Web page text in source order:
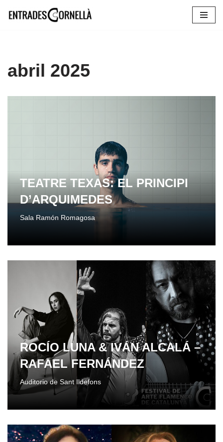
abril 2025
TEATRE TEXAS: EL PRINCIPI
D’ARQUIMEDES
Sala Ramón Romagosa
ROCÍO LUNA & IVÁN ALCALÁ –
RAFAEL FERNÁNDEZ
Auditorio de Sant Ildefons